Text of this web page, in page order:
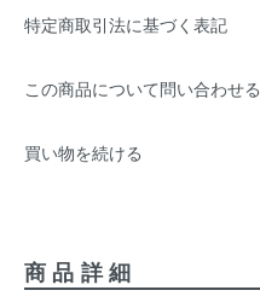
特定商取引法に基づく表記
この商品について問い合わせる
買い物を続ける
商品詳細